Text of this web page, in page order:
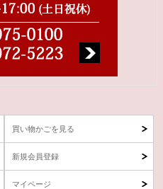
買い物かごを見る
新規会員登録
マイページ